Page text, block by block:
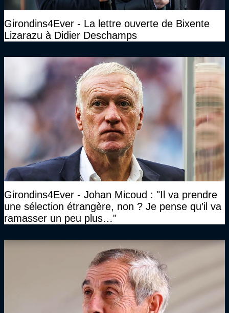
Girondins4Ever - La lettre ouverte de Bixente
Lizarazu à Didier Deschamps
Girondins4Ever - Johan Micoud : "Il va prendre
une sélection étrangère, non ? Je pense qu’il va
ramasser un peu plus…"